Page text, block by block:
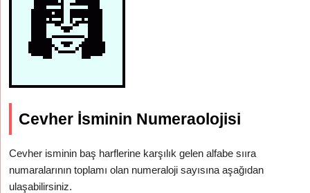
Cevher İsminin Numeraolojisi
Cevher isminin baş harflerine karşılık gelen alfabe sııra
numaralarının toplamı olan numeraloji sayısına aşağıdan
ulaşabilirsiniz.